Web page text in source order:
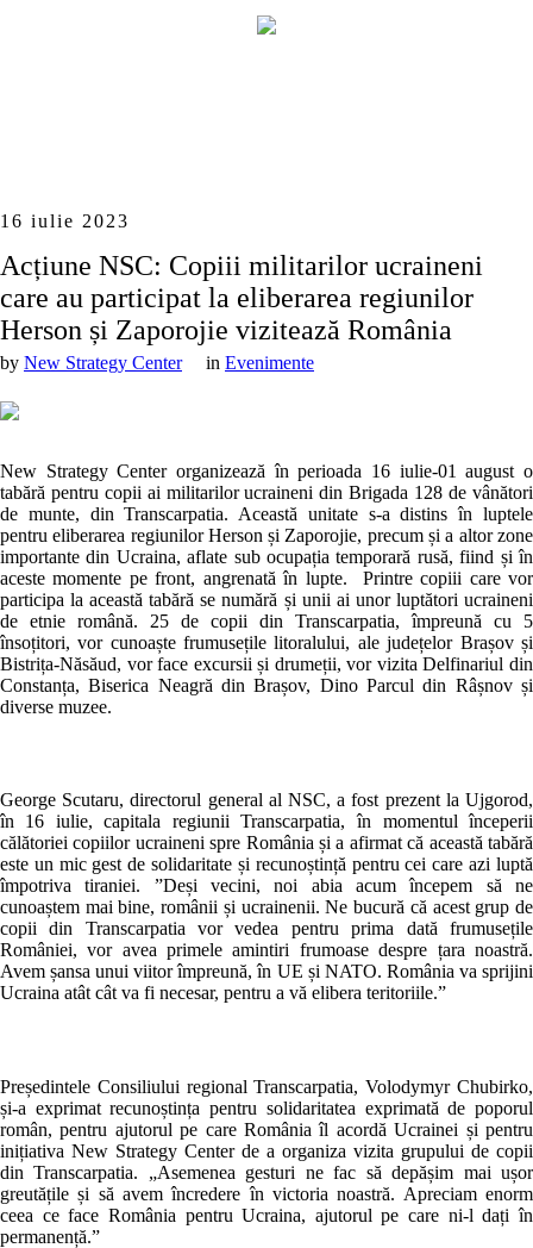
16 iulie 2023
Acțiune NSC: Copiii militarilor ucraineni
care au participat la eliberarea regiunilor
Herson și Zaporojie vizitează România
by New Strategy Center in Evenimente
New Strategy Center organizează în perioada 16 iulie-01 august o
tabără pentru copii ai militarilor ucraineni din Brigada 128 de vânători
de munte, din Transcarpatia. Această unitate s-a distins în luptele
pentru eliberarea regiunilor Herson și Zaporojie, precum și a altor zone
importante din Ucraina, aflate sub ocupația temporară rusă, fiind și în
aceste momente pe front, angrenată în lupte. Printre copiii care vor
participa la această tabără se numără și unii ai unor luptători ucraineni
de etnie română. 25 de copii din Transcarpatia, împreună cu 5
însoțitori, vor cunoaște frumusețile litoralului, ale județelor Brașov și
Bistrița-Năsăud, vor face excursii și drumeții, vor vizita Delfinariul din
Constanța, Biserica Neagră din Brașov, Dino Parcul din Râșnov și
diverse muzee.
George Scutaru, directorul general al NSC, a fost prezent la Ujgorod,
în 16 iulie, capitala regiunii Transcarpatia, în momentul începerii
călătoriei copiilor ucraineni spre România și a afirmat că această tabără
este un mic gest de solidaritate și recunoștință pentru cei care azi luptă
împotriva tiraniei. ”Deși vecini, noi abia acum începem să ne
cunoaștem mai bine, românii și ucrainenii. Ne bucură că acest grup de
copii din Transcarpatia vor vedea pentru prima dată frumusețile
României, vor avea primele amintiri frumoase despre țara noastră.
Avem șansa unui viitor împreună, în UE și NATO. România va sprijini
Ucraina atât cât va fi necesar, pentru a vă elibera teritoriile.”
Președintele Consiliului regional Transcarpatia, Volodymyr Chubirko,
și-a exprimat recunoștința pentru solidaritatea exprimată de poporul
român, pentru ajutorul pe care România îl acordă Ucrainei și pentru
inițiativa New Strategy Center de a organiza vizita grupului de copii
din Transcarpatia. „Asemenea gesturi ne fac să depășim mai ușor
greutățile și să avem încredere în victoria noastră. Apreciam enorm
ceea ce face România pentru Ucraina, ajutorul pe care ni-l dați în
permanență.”